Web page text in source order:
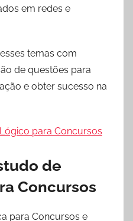
em redes e
temas com
de questões para
e obter sucesso na
para Concursos
de
Concursos
para Concursos e